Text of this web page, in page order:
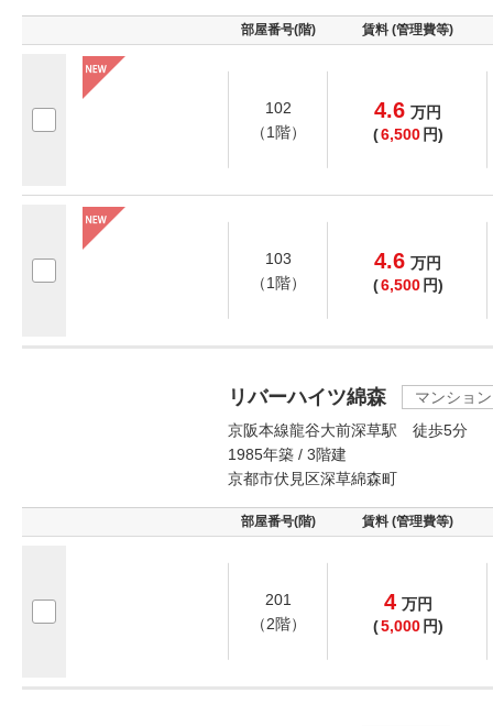
部屋番号(階) 賃料 (管理費等)
102
（1階）
4.6 万円
(6,500 円)
103
（1階）
4.6 万円
(6,500 円)
リバーハイツ綿森
マンション
京阪本線龍谷大前深草駅 徒歩5分
1985年築 / 3階建
京都市伏見区深草綿森町
部屋番号(階) 賃料 (管理費等)
201
（2階）
4 万円
(5,000 円)